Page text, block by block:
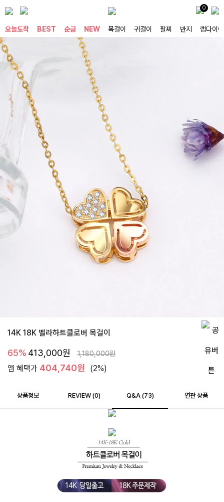
0
오늘도착 BEST 순금 NEW 목걸이 귀걸이 팔찌 반지 랩다이아
14K 18K 벨라하트클로버 목걸이
65% 413,000원 1,180,000원
앱 혜택가 404,740원 (2%)
상품정보 REVIEW (0) Q&A (73) 연관 상품